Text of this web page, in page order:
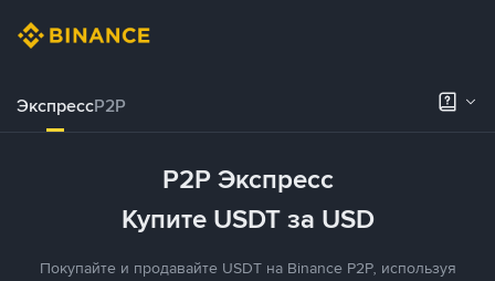
ЭкспрессP2P
P2P Экспресс
Купите USDT за USD
Покупайте и продавайте USDT на Binance P2P, используя